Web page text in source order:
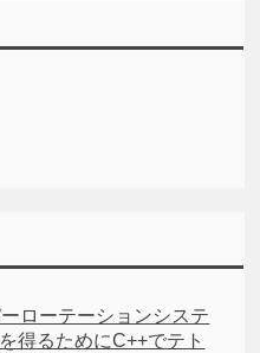
ローテーションシステ
得るためにC++でテト